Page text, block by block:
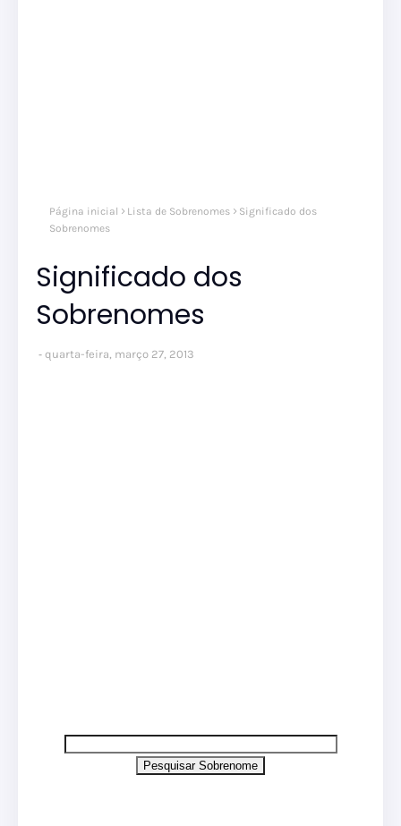
Página inicial Lista de Sobrenomes
Significado dos
Sobrenomes
Significado dos
Sobrenomes
quarta-feira, março 27, 2013